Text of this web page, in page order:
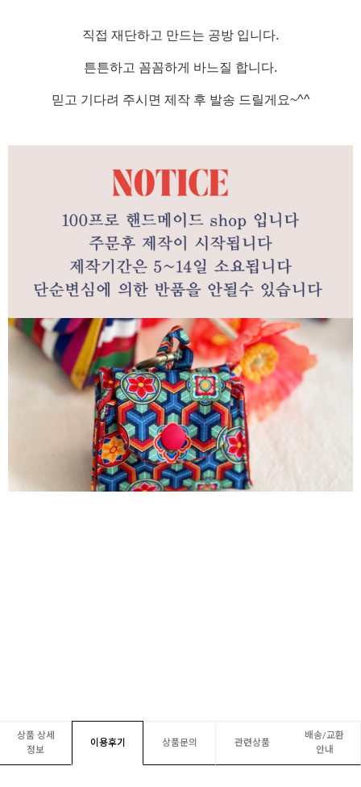
직접 재단하고 만드는 공방 입니다.
튼튼하고 꼼꼼하게 바느질 합니다.
믿고 기다려 주시면 제작 후 발송 드릴게요~^^
상품 상세
정보
이용후기 상품문의 관련상품
배송/교환
안내